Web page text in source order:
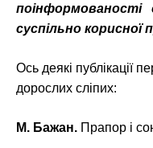
поінформованості
суспільно корисної
Ось деякі публікації
дорослих сліпих:
М. Бажан. Прапор і